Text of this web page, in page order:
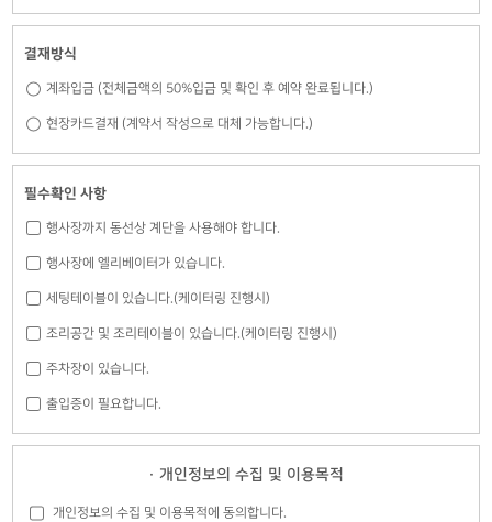
결재방식
계좌입금 (전체금액의 50%입금 및 확인 후 예약 완료됩니다.)
현장카드결재 (계약서 작성으로 대체 가능합니다.)
필수확인 사항
행사장까지 동선상 계단을 사용해야 합니다.
행사장에 엘리베이터가 있습니다.
세팅테이블이 있습니다.(케이터링 진행시)
조리공간 및 조리테이블이 있습니다.(케이터링 진행시)
주차장이 있습니다.
출입증이 필요합니다.
· 개인정보의 수집 및 이용목적
개인정보의 수집 및 이용목적에 동의합니다.